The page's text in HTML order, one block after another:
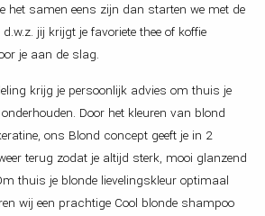
het samen eens zijn dan starten we met de
jij krijgt je favoriete thee of koffie
je aan de slag.
krijg je persoonlijk advies om thuis je
Door het kleuren van blond
ons Blond concept geeft je in 2
terug zodat je altijd sterk, mooi glanzend
thuis je blonde lievelingskleur optimaal
wij een prachtige Cool blonde shampoo